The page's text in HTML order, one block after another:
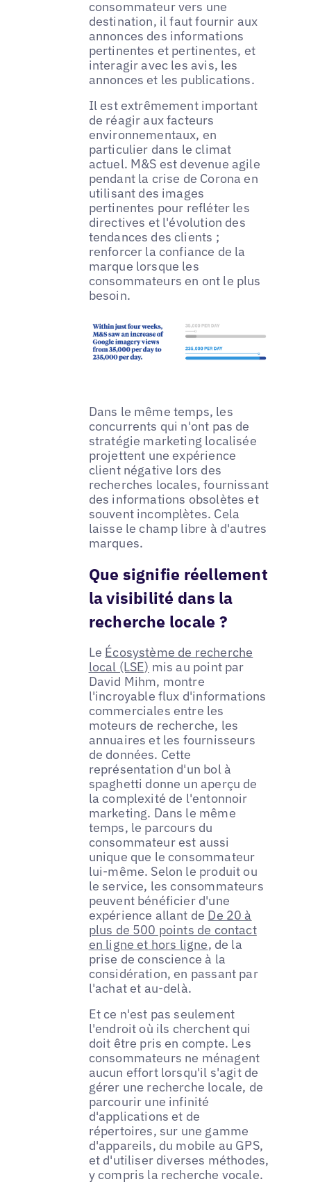
consommateur vers une
destination, il faut fournir aux
annonces des informations
pertinentes et pertinentes, et
interagir avec les avis, les
annonces et les publications.
Il est extrêmement important
de réagir aux facteurs
environnementaux, en
particulier dans le climat
actuel. M&S est devenue agile
pendant la crise de Corona en
utilisant des images
pertinentes pour refléter les
directives et l'évolution des
tendances des clients ;
renforcer la confiance de la
marque lorsque les
consommateurs en ont le plus
besoin.
Dans le même temps, les
concurrents qui n'ont pas de
stratégie marketing localisée
projettent une expérience
client négative lors des
recherches locales, fournissant
des informations obsolètes et
souvent incomplètes. Cela
laisse le champ libre à d'autres
marques.
Que signifie réellement
la visibilité dans la
recherche locale ?
Le Écosystème de recherche
local (LSE) mis au point par
David Mihm, montre
l'incroyable flux d'informations
commerciales entre les
moteurs de recherche, les
annuaires et les fournisseurs
de données. Cette
représentation d'un bol à
spaghetti donne un aperçu de
la complexité de l'entonnoir
marketing. Dans le même
temps, le parcours du
consommateur est aussi
unique que le consommateur
lui-même. Selon le produit ou
le service, les consommateurs
peuvent bénéficier d'une
expérience allant de De 20 à
plus de 500 points de contact
en ligne et hors ligne, de la
prise de conscience à la
considération, en passant par
l'achat et au-delà.
Et ce n'est pas seulement
l'endroit où ils cherchent qui
doit être pris en compte. Les
consommateurs ne ménagent
aucun effort lorsqu'il s'agit de
gérer une recherche locale, de
parcourir une infinité
d'applications et de
répertoires, sur une gamme
d'appareils, du mobile au GPS,
et d'utiliser diverses méthodes,
y compris la recherche vocale.